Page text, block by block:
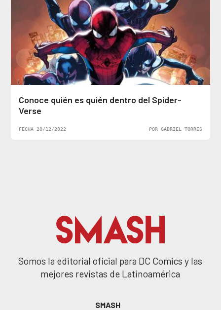
Conoce quién es quién dentro del Spider-
Verse
FECHA 20/12/2022 POR GABRIEL TORRES
Somos la editorial oficial para DC Comics y las
mejores revistas de Latinoamérica
SMASH